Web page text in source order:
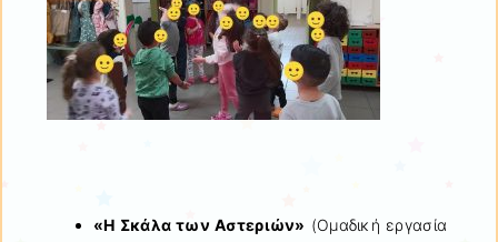
«Η Σκάλα των Αστεριών» (Ομαδική εργασία